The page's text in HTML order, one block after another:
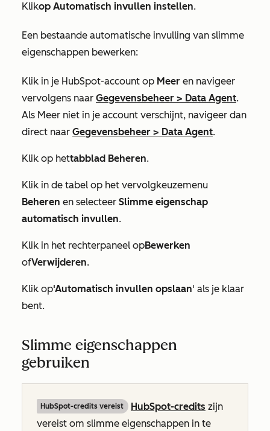
Klikop Automatisch invullen instellen.
Een bestaande automatische invulling van slimme
eigenschappen bewerken:
Klik in je HubSpot-account op Meer en navigeer
vervolgens naar Gegevensbeheer > Data Agent.
Als Meer niet in je account verschijnt, navigeer dan
direct naar Gegevensbeheer > Data Agent.
Klik op hettabblad Beheren.
Klik in de tabel op het vervolgkeuzemenu
Beheren en selecteer Slimme eigenschap
automatisch invullen.
Klik in het rechterpaneel opBewerken
ofVerwijderen.
Klik op'Automatisch invullen opslaan' als je klaar
bent.
Slimme eigenschappen
gebruiken
HubSpot-credits vereist HubSpot-credits zijn
vereist om slimme eigenschappen in te